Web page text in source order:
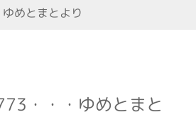
めとまとより
・・・ゆめとまと